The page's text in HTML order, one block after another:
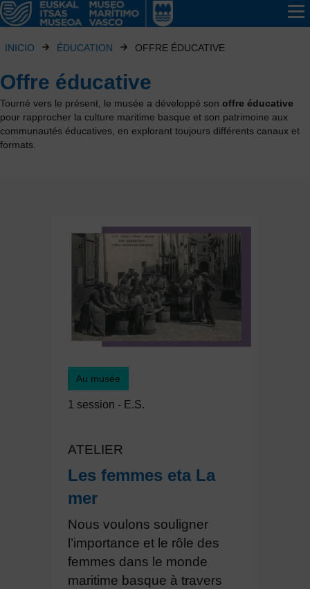
INICIO ÉDUCATION OFFRE ÉDUCATIVE
Offre éducative
Tourné vers le présent, le musée a développé son offre éducative
pour rapprocher la culture maritime basque et son patrimoine aux
communautés éducatives, en explorant toujours différents canaux et
formats.
Au musée
1 session - E.S.
ATELIER
Les femmes eta La
mer
Nous voulons souligner
l’importance et le rôle des
femmes dans le monde
maritime basque à travers